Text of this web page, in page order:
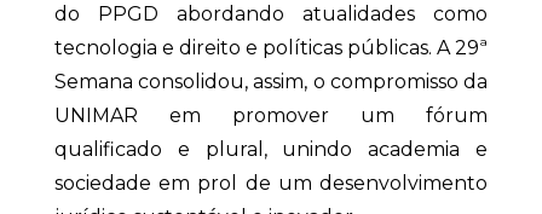
do PPGD abordando atualidades como
tecnologia e direito e políticas públicas. A 29ª
Semana consolidou, assim, o compromisso da
UNIMAR em promover um fórum
qualificado e plural, unindo academia e
sociedade em prol de um desenvolvimento